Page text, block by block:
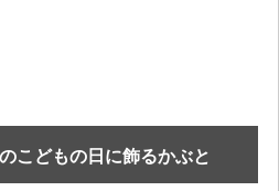
こどもの日に飾るかぶと